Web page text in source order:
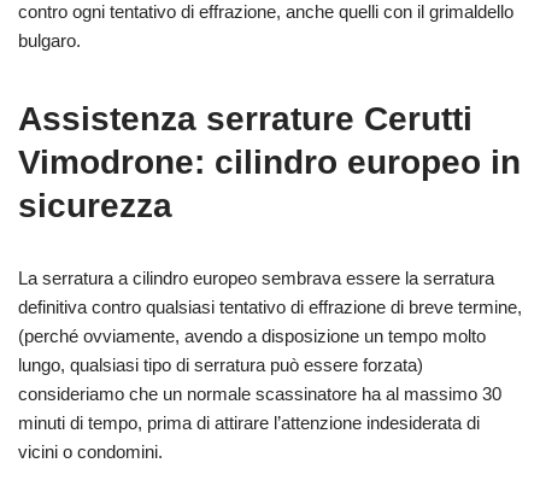
contro ogni tentativo di effrazione, anche quelli con il grimaldello
bulgaro.
Assistenza serrature Cerutti
Vimodrone: cilindro europeo in
sicurezza
La serratura a cilindro europeo sembrava essere la serratura
definitiva contro qualsiasi tentativo di effrazione di breve termine,
(perché ovviamente, avendo a disposizione un tempo molto
lungo, qualsiasi tipo di serratura può essere forzata)
consideriamo che un normale scassinatore ha al massimo 30
minuti di tempo, prima di attirare l’attenzione indesiderata di
vicini o condomini.